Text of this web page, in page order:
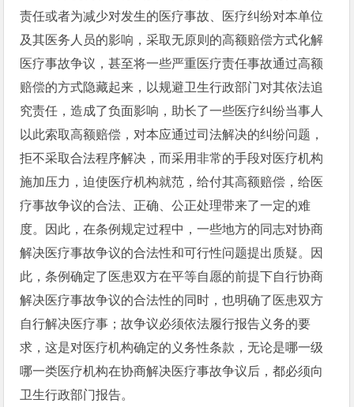
责任或者为减少对发生的医疗事故、医疗纠纷对本单位
及其医务人员的影响，采取无原则的高额赔偿方式化解
医疗事故争议，甚至将一些严重医疗责任事故通过高额
赔偿的方式隐藏起来，以规避卫生行政部门对其依法追
究责任，造成了负面影响，助长了一些医疗纠纷当事人
以此索取高额赔偿，对本应通过司法解决的纠纷问题，
拒不采取合法程序解决，而采用非常的手段对医疗机构
施加压力，迫使医疗机构就范，给付其高额赔偿，给医
疗事故争议的合法、正确、公正处理带来了一定的难
度。因此，在条例规定过程中，一些地方的同志对协商
解决医疗事故争议的合法性和可行性问题提出质疑。因
此，条例确定了医患双方在平等自愿的前提下自行协商
解决医疗事故争议的合法性的同时，也明确了医患双方
自行解决医疗事；故争议必须依法履行报告义务的要
求，这是对医疗机构确定的义务性条款，无论是哪一级
哪一类医疗机构在协商解决医疗事故争议后，都必须向
卫生行政部门报告。